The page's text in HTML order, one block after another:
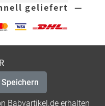
geliefert —
Speichern
Babyartikel.de erhalten